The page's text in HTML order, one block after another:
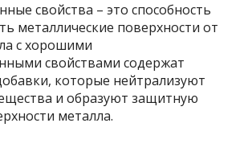
свойства – это способность
металлические поверхности от
с хорошими
свойствами содержат
которые нейтрализуют
и образуют защитную
металла.